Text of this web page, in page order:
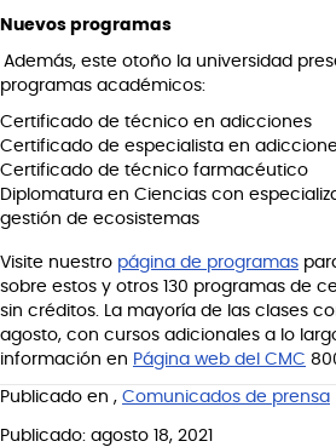
Nuevos programas
Además, este otoño la universidad
programas académicos:
Certificado de técnico en adicciones
Certificado de especialista en
Certificado de técnico farmacéutico
Diplomatura en Ciencias con
gestión de ecosistemas
Visite nuestro página de programas
sobre estos y otros 130 programas de
sin créditos. La mayoría de las clases
agosto, con cursos adicionales a lo
información en Página web del CMC
Publicado en , Comunicados de prensa
Publicado: agosto 18, 2021